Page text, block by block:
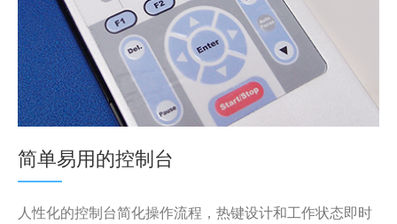
简单易用的控制台
人性化的控制台简化操作流程，热键设计和工作状态即时